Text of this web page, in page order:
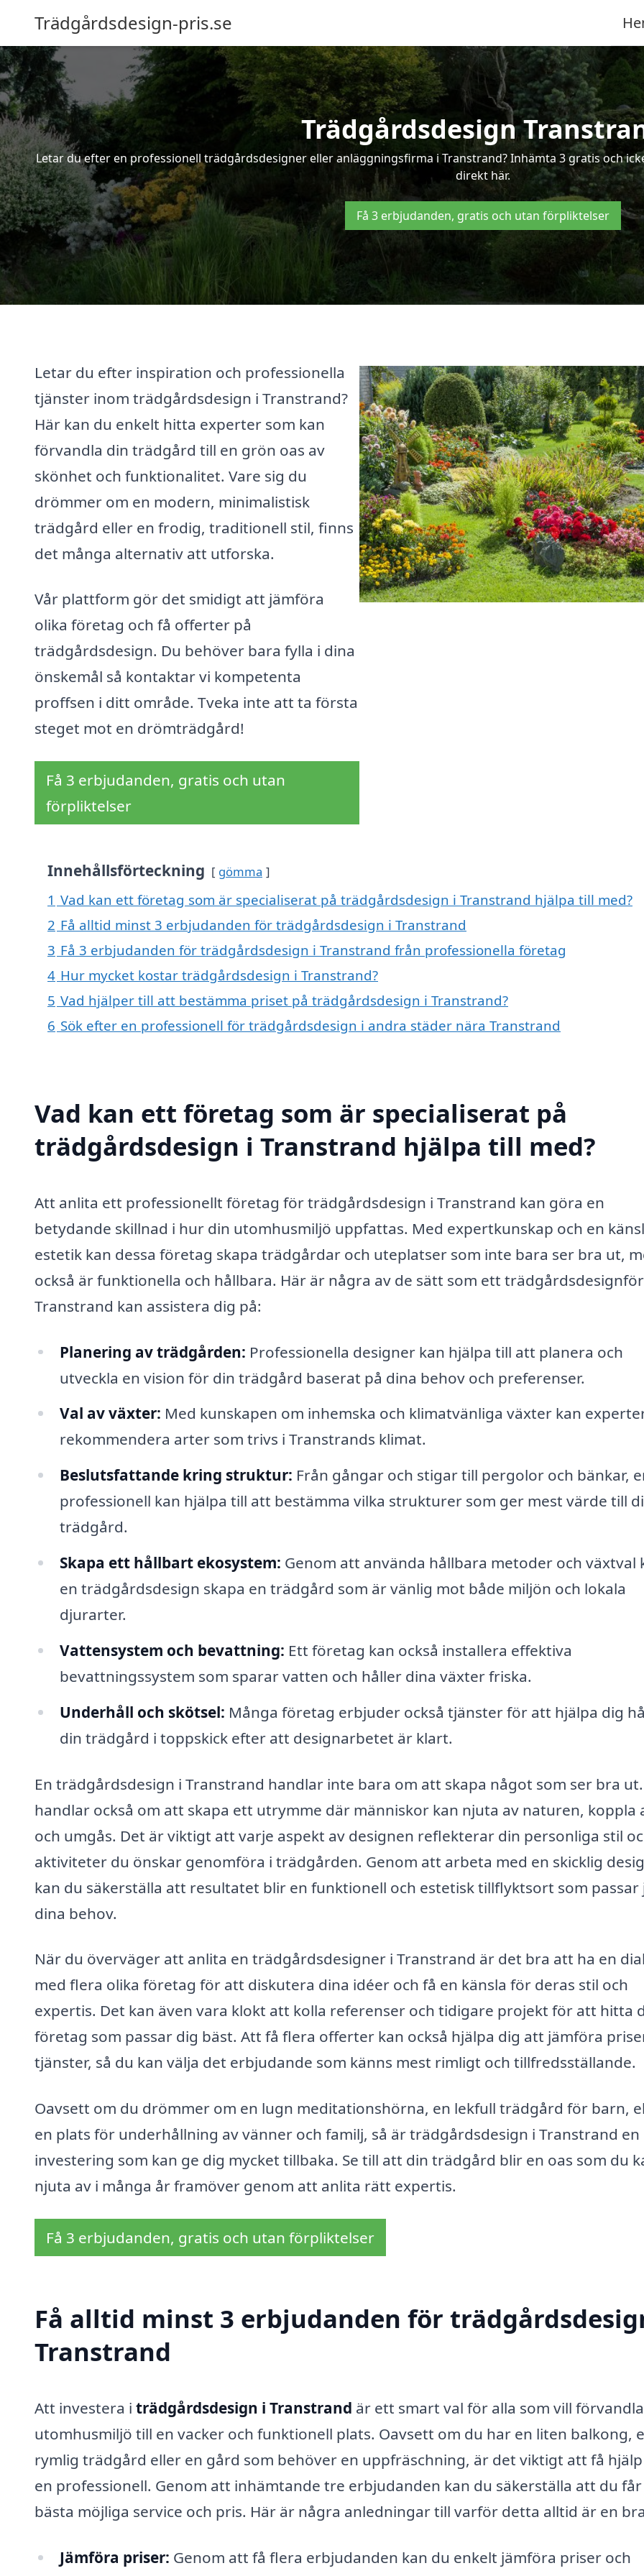
Trädgårdsdesign-pris.se
Trädgårdsdesign
Letar du efter en professionell trädgårdsdesigner eller anläggningsfirma i Transtrand? Inhämta 3 gratis och
direkt här.
Få 3 erbjudanden, gratis och utan förpliktelser
Letar du efter inspiration och professionella
tjänster inom trädgårdsdesign i Transtrand?
Här kan du enkelt hitta experter som kan
förvandla din trädgård till en grön oas av
skönhet och funktionalitet. Vare sig du
drömmer om en modern, minimalistisk
trädgård eller en frodig, traditionell stil, finns
det många alternativ att utforska.
Vår plattform gör det smidigt att jämföra
olika företag och få offerter på
trädgårdsdesign. Du behöver bara fylla i dina
önskemål så kontaktar vi kompetenta
proffsen i ditt område. Tveka inte att ta första
steget mot en drömträdgård!
Få 3 erbjudanden, gratis och utan
förpliktelser
Innehållsförteckning gömma
1 Vad kan ett företag som är specialiserat på trädgårdsdesign i Transtrand hjälpa till med?
2 Få alltid minst 3 erbjudanden för trädgårdsdesign i Transtrand
3 Få 3 erbjudanden för trädgårdsdesign i Transtrand från professionella företag
4 Hur mycket kostar trädgårdsdesign i Transtrand?
5 Vad hjälper till att bestämma priset på trädgårdsdesign i Transtrand?
6 Sök efter en professionell för trädgårdsdesign i andra städer nära Transtrand
Vad kan ett företag som är specialiserat på
trädgårdsdesign i Transtrand hjälpa till med?
Att anlita ett professionellt företag för trädgårdsdesign i Transtrand kan göra en
betydande skillnad i hur din utomhusmiljö uppfattas. Med expertkunskap och en
estetik kan dessa företag skapa trädgårdar och uteplatser som inte bara ser bra ut,
också är funktionella och hållbara. Här är några av de sätt som ett
Transtrand kan assistera dig på:
Planering av trädgården: Professionella designer kan hjälpa till att planera och
utveckla en vision för din trädgård baserat på dina behov och preferenser.
Val av växter: Med kunskapen om inhemska och klimatvänliga växter kan
rekommendera arter som trivs i Transtrands klimat.
Beslutsfattande kring struktur: Från gångar och stigar till pergolor och bänkar,
professionell kan hjälpa till att bestämma vilka strukturer som ger mest värde till
trädgård.
Skapa ett hållbart ekosystem: Genom att använda hållbara metoder och växtval
en trädgårdsdesign skapa en trädgård som är vänlig mot både miljön och lokala
djurarter.
Vattensystem och bevattning: Ett företag kan också installera effektiva
bevattningssystem som sparar vatten och håller dina växter friska.
Underhåll och skötsel: Många företag erbjuder också tjänster för att hjälpa dig
din trädgård i toppskick efter att designarbetet är klart.
En trädgårdsdesign i Transtrand handlar inte bara om att skapa något som ser bra
handlar också om att skapa ett utrymme där människor kan njuta av naturen, koppla
och umgås. Det är viktigt att varje aspekt av designen reflekterar din personliga stil
aktiviteter du önskar genomföra i trädgården. Genom att arbeta med en skicklig
kan du säkerställa att resultatet blir en funktionell och estetisk tillflyktsort som passar
dina behov.
När du överväger att anlita en trädgårdsdesigner i Transtrand är det bra att ha en
med flera olika företag för att diskutera dina idéer och få en känsla för deras stil och
expertis. Det kan även vara klokt att kolla referenser och tidigare projekt för att hitta
företag som passar dig bäst. Att få flera offerter kan också hjälpa dig att jämföra
tjänster, så du kan välja det erbjudande som känns mest rimligt och tillfredsställande.
Oavsett om du drömmer om en lugn meditationshörna, en lekfull trädgård för barn,
en plats för underhållning av vänner och familj, så är trädgårdsdesign i Transtrand en
investering som kan ge dig mycket tillbaka. Se till att din trädgård blir en oas som du
njuta av i många år framöver genom att anlita rätt expertis.
Få 3 erbjudanden, gratis och utan förpliktelser
Få alltid minst 3 erbjudanden för
Transtrand
Att investera i trädgårdsdesign i Transtrand är ett smart val för alla som vill
utomhusmiljö till en vacker och funktionell plats. Oavsett om du har en liten balkong,
rymlig trädgård eller en gård som behöver en uppfräschning, är det viktigt att få
en professionell. Genom att inhämtande tre erbjudanden kan du säkerställa att du får
bästa möjliga service och pris. Här är några anledningar till varför detta alltid är en
Jämföra priser: Genom att få flera erbjudanden kan du enkelt jämföra priser och